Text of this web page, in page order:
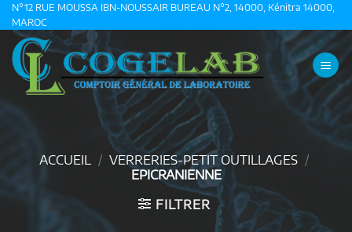
Passer
au
contenu
N°12 RUE MOUSSA IBN-NOUSSAIR BUREAU N°2, 14000, Kénitra 14000,
MAROC
ACCUEIL / VERRERIES-PETIT OUTILLAGES /
EPICRANIENNE
FILTRER